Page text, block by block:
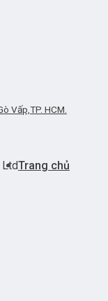
Vấp,TP. HCM.
LtdTrang chủ